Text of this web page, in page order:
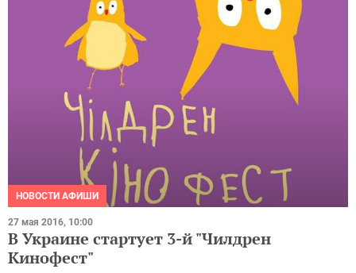
НОВОСТИ АФИШИ
27 мая 2016, 10:00
В Украине стартует 3-й "Чилдрен
Кинофест"